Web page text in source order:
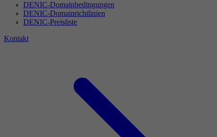
DENIC-Domainbedingungen
DENIC-Domainrichtlinien
DENIC-Preisliste
Kontakt